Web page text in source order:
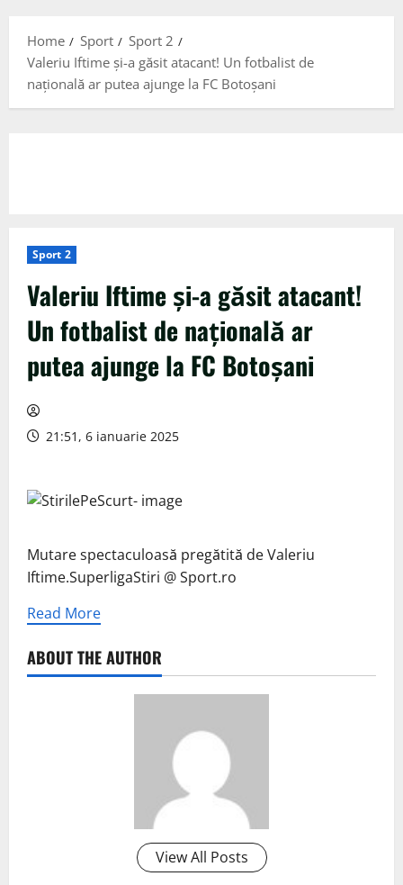
Home Sport
Sport 2
Valeriu Iftime și-a găsit atacant! Un fotbalist de
națională ar putea ajunge la FC Botoșani
Sport 2
Valeriu Iftime și-a găsit atacant!
Un fotbalist de națională ar
putea ajunge la FC Botoșani
21:51, 6 ianuarie 2025
Mutare spectaculoasă pregătită de Valeriu
Iftime.SuperligaStiri @ Sport.ro
Read More
ABOUT THE AUTHOR
View All Posts